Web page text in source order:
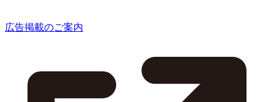
広告掲載のご案内